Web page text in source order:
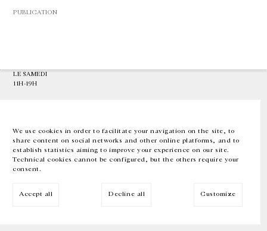
We use cookies in order to facilitate your navigation on the site, to
share content on social networks and other online platforms, and to
establish statistics aiming to improve your experience on our site.
Technical cookies cannot be configured, but the others require your
consent.
Accept all Decline all Customize
PUBLICATION
T.+33 1 42 77 38 87
LE SAMEDI
11H-19H
EN FR 中文 Facebook Instagram
Inscrivez-vous à notre newsletter